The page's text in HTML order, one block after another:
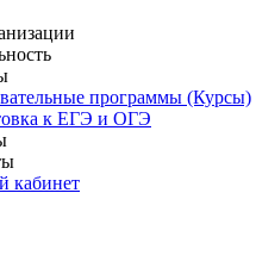
программы (Курсы)
к ЕГЭ и ОГЭ
кабинет